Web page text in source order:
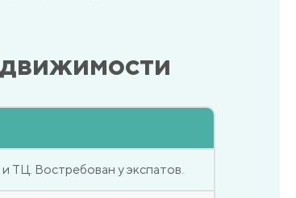
ТЦ. Востребован у экспатов.